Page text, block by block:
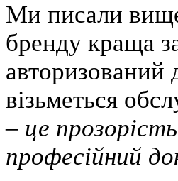
Ми писали
бренду краща
авторизований
візьметься
– це
професійний